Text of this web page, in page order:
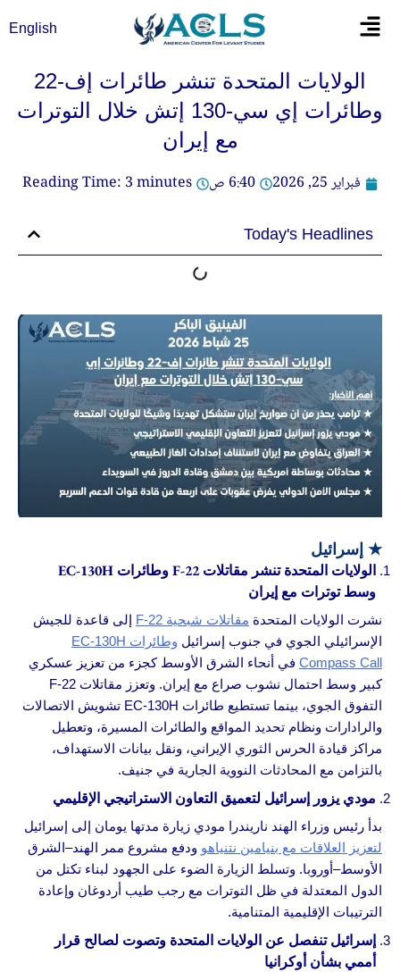
Flyout
English
الولايات المتحدة تنشر طائرات إف-22
وطائرات إي سي-130 إتش خلال التوترات
مع إيران
فبراير 25, 2026
6:40 ص Reading Time: 3minutes
Today's Headlines
★ إسرائيل
الولايات المتحدة تنشر مقاتلات F-22 وطائرات EC-130H
وسط توترات مع إيران
نشرت الولايات المتحدة مقاتلات شبحية F-22
إلى قاعدة للجيش
الإسرائيلي الجوي في جنوب إسرائيل
وطائرات EC-130H
Compass Call في أنحاء الشرق الأوسط كجزء من تعزيز عسكري
كبير وسط احتمال نشوب صراع مع إيران. وتعزز مقاتلات F-22
التفوق الجوي، بينما تستطيع طائرات EC-130H تشويش الاتصالات
والرادارات ونظام تحديد المواقع والطائرات المسيرة، وتعطيل
مراكز قيادة الحرس الثوري الإيراني، ونقل بيانات الاستهداف،
بالتزامن مع المحادثات النووية الجارية في جنيف.
مودي يزور إسرائيل لتعميق التعاون الاستراتيجي الإقليمي
بدأ رئيس وزراء الهند ناريندرا مودي زيارة مدتها يومان إلى إسرائيل
لتعزيز العلاقات مع بنيامين نتنياهو ودفع مشروع ممر الهند–الشرق
الأوسط–أوروبا. وتسلط الزيارة الضوء على الجهود لبناء تكتل من
الدول المعتدلة في ظل التوترات مع رجب طيب أردوغان وإعادة
الترتيبات الإقليمية المتنامية.
إسرائيل تنفصل عن الولايات المتحدة وتصوت لصالح قرار
أممي بشأن أوكرانيا